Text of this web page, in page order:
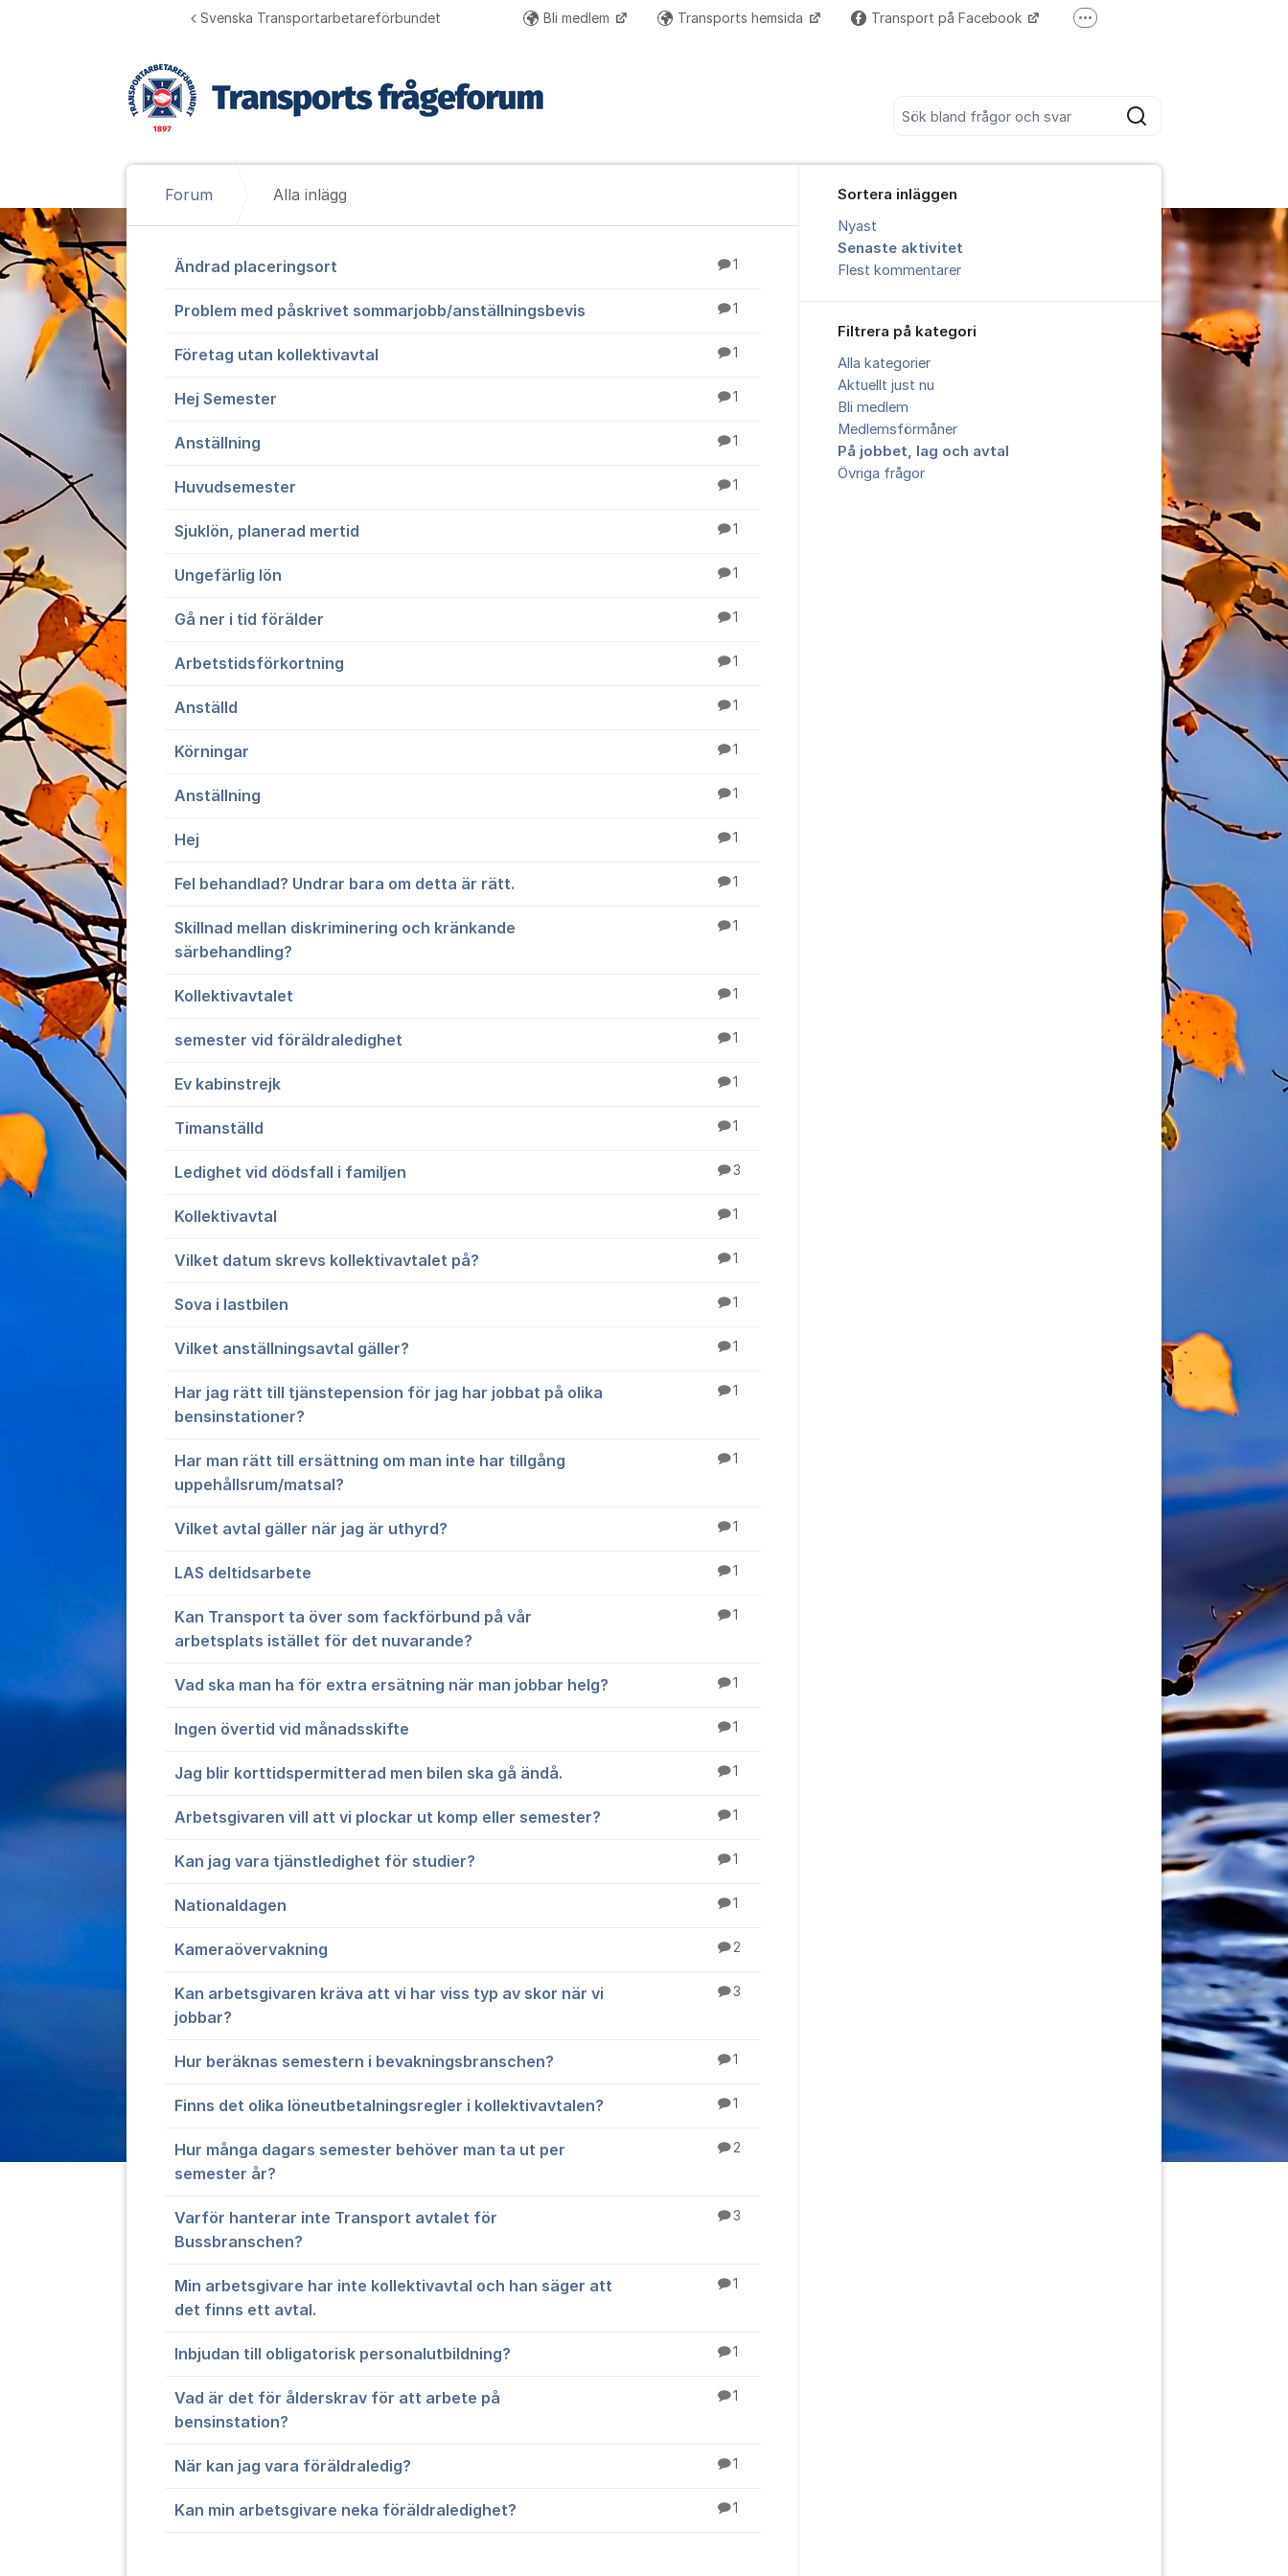
Sök
Svenska Transportarbetareförbundet Bli medlem Transports hemsida Transport på Facebook Fler supportlänkar
Forum Alla inlägg
Alla inlägg
Ändrad placeringsort 1
Problem med påskrivet sommarjobb/anställningsbevis 1
Företag utan kollektivavtal 1
Hej Semester 1
Anställning 1
Huvudsemester 1
Sjuklön, planerad mertid 1
Ungefärlig lön 1
Gå ner i tid förälder 1
Arbetstidsförkortning 1
Anställd 1
Körningar 1
Anställning 1
Hej 1
Fel behandlad? Undrar bara om detta är rätt. 1
Skillnad mellan diskriminering och kränkande
särbehandling?
1
Kollektivavtalet 1
semester vid föräldraledighet 1
Ev kabinstrejk 1
Timanställd 1
Ledighet vid dödsfall i familjen 3
Kollektivavtal 1
Vilket datum skrevs kollektivavtalet på? 1
Sova i lastbilen 1
Vilket anställningsavtal gäller? 1
Har jag rätt till tjänstepension för jag har jobbat på olika
bensinstationer?
1
Har man rätt till ersättning om man inte har tillgång
uppehållsrum/matsal?
1
Vilket avtal gäller när jag är uthyrd? 1
LAS deltidsarbete 1
Kan Transport ta över som fackförbund på vår
arbetsplats istället för det nuvarande?
1
Vad ska man ha för extra ersätning när man jobbar helg? 1
Ingen övertid vid månadsskifte 1
Jag blir korttidspermitterad men bilen ska gå ändå. 1
Arbetsgivaren vill att vi plockar ut komp eller semester? 1
Kan jag vara tjänstledighet för studier? 1
Nationaldagen 1
Kameraövervakning 2
Kan arbetsgivaren kräva att vi har viss typ av skor när vi
jobbar?
3
Hur beräknas semestern i bevakningsbranschen? 1
Finns det olika löneutbetalningsregler i kollektivavtalen? 1
Hur många dagars semester behöver man ta ut per
semester år?
2
Varför hanterar inte Transport avtalet för
Bussbranschen?
3
Min arbetsgivare har inte kollektivavtal och han säger att
det finns ett avtal.
1
Inbjudan till obligatorisk personalutbildning? 1
Vad är det för ålderskrav för att arbete på
bensinstation?
1
När kan jag vara föräldraledig? 1
Kan min arbetsgivare neka föräldraledighet? 1
Sortera inläggen
Nyast
Senaste aktivitet
Flest kommentarer
Filtrera på kategori
Alla kategorier
Aktuellt just nu
Bli medlem
Medlemsförmåner
På jobbet, lag och avtal
Övriga frågor